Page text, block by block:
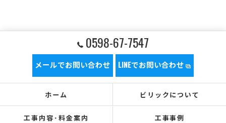
0598-67-7547
メールでお問い合わせ LINEでお問い合わせ
ホーム ビリックについて
工事内容･料金案内 工事事例